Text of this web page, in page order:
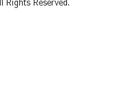
Reserved.